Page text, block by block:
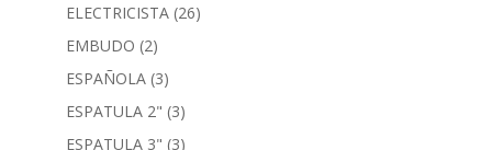
ELECTRICISTA (26)
EMBUDO (2)
ESPAÑOLA (3)
ESPATULA 2" (3)
ESPATULA 3" (3)